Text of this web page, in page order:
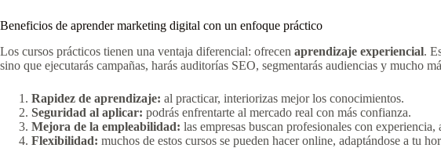
Beneficios de aprender marketing digital con un enfoque práctico
Los cursos prácticos tienen una ventaja diferencial: ofrecen aprendizaje experiencial.
sino que ejecutarás campañas, harás auditorías SEO, segmentarás audiencias y mucho
Rapidez de aprendizaje: al practicar, interiorizas mejor los conocimientos.
Seguridad al aplicar: podrás enfrentarte al mercado real con más confianza.
Mejora de la empleabilidad: las empresas buscan profesionales con
Flexibilidad: muchos de estos cursos se pueden hacer online, adaptándose a tu